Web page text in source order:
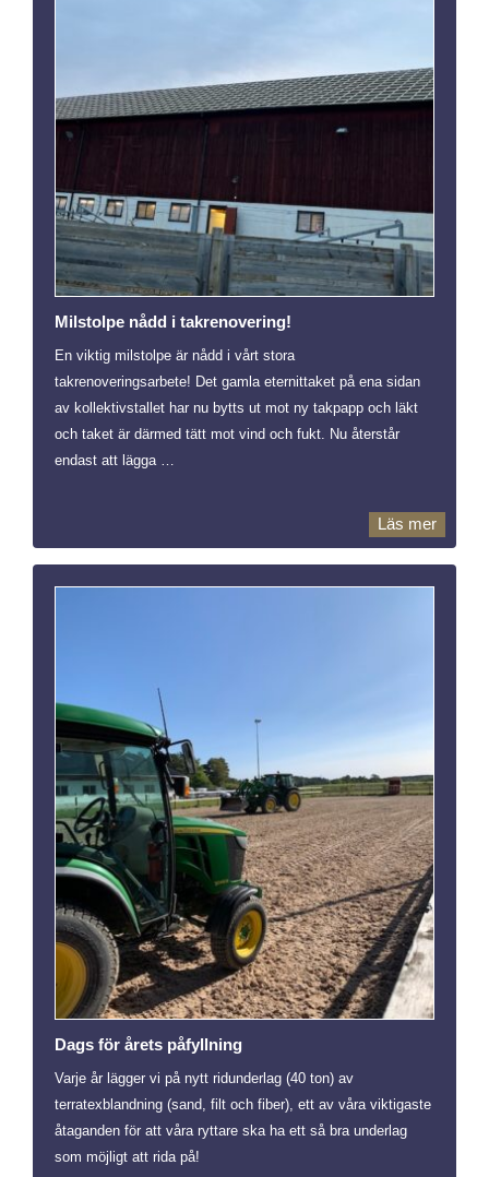
Milstolpe nådd i takrenovering!
En viktig milstolpe är nådd i vårt stora
takrenoveringsarbete! Det gamla eternittaket på ena sidan
av kollektivstallet har nu bytts ut mot ny takpapp och läkt
och taket är därmed tätt mot vind och fukt. Nu återstår
endast att lägga …
Läs mer
Dags för årets påfyllning
Varje år lägger vi på nytt ridunderlag (40 ton) av
terratexblandning (sand, filt och fiber), ett av våra viktigaste
åtaganden för att våra ryttare ska ha ett så bra underlag
som möjligt att rida på!